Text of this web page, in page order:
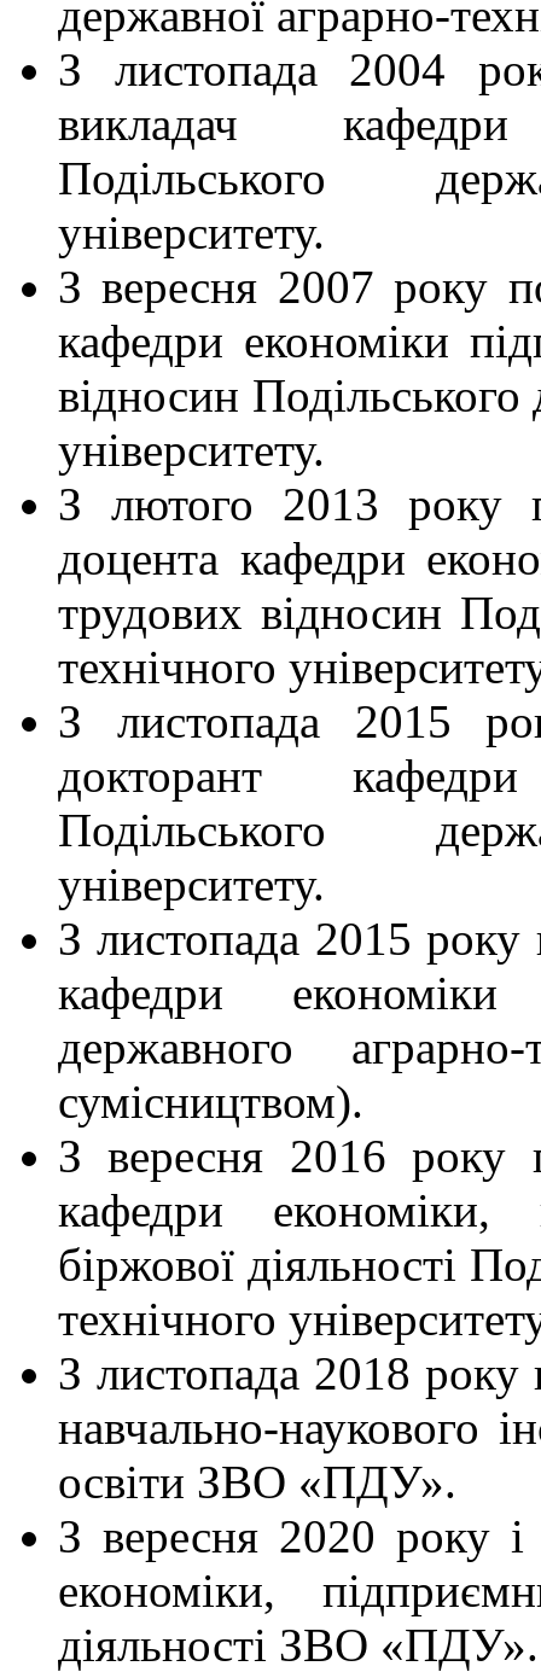
державної аграрно-
З листопада 2004
викладач
Подільського
університету.
З вересня 2007 року
кафедри економіки
відносин
університету.
З лютого 2013 року
доцента кафедри
трудових відносин
технічного
З листопада 2015
докторант
Подільського
університету.
З листопада 2015
кафедри економіки
державного
сумісництвом).
З вересня 2016 року
кафедри економіки,
біржової діяльності
технічного
З листопада 2018
навчально-наукового
освіти ЗВО «ПДУ».
З вересня 2020 року
економіки,
діяльності ЗВО «ПДУ».